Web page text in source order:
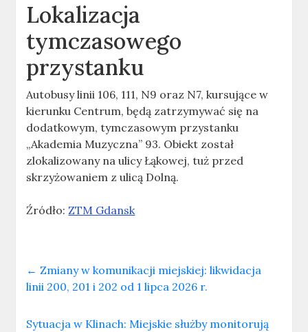
Lokalizacja
tymczasowego
przystanku
Autobusy linii 106, 111, N9 oraz N7, kursujące w
kierunku Centrum, będą zatrzymywać się na
dodatkowym, tymczasowym przystanku
„Akademia Muzyczna” 93. Obiekt został
zlokalizowany na ulicy Łąkowej, tuż przed
skrzyżowaniem z ulicą Dolną.
Źródło:ZTM Gdansk
← Zmiany w komunikacji miejskiej: likwidacja
linii 200, 201 i 202 od 1 lipca 2026 r.
Sytuacja w Klinach: Miejskie służby monitorują